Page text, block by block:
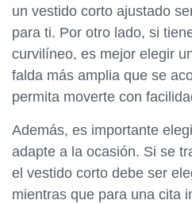
un vestido corto ajustado
para ti. Por otro lado, si
curvilíneo, es mejor elegir
falda más amplia que se
permita moverte con
Además, es importante
adapte a la ocasión. Si se
el vestido corto debe ser
mientras que para una cita